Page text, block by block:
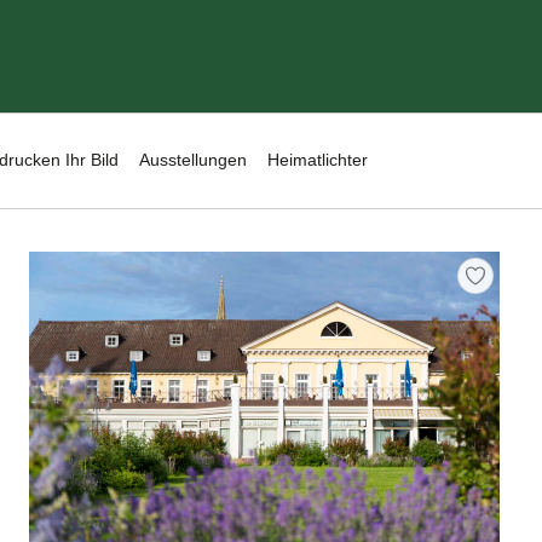
Ihr Bild Ausstellungen Heimatlichter